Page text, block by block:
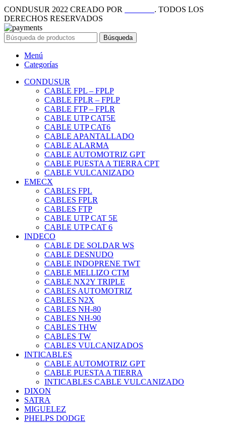
CONDUSUR 2022 CREADO POR
. TODOS LOS
DERECHOS RESERVADOS
Búsqueda
Menú
Categorías
CONDUSUR
CABLE FPL – FPLP
CABLE FPLR – FPLP
CABLE FTP – FPLR
CABLE UTP CAT5E
CABLE UTP CAT6
CABLE APANTALLADO
CABLE ALARMA
CABLE AUTOMOTRIZ GPT
CABLE PUESTA A TIERRA CPT
CABLE VULCANIZADO
EMECX
CABLES FPL
CABLES FPLR
CABLES FTP
CABLE UTP CAT 5E
CABLE UTP CAT 6
INDECO
CABLE DE SOLDAR WS
CABLE DESNUDO
CABLE INDOPRENE TWT
CABLE MELLIZO CTM
CABLE NX2Y TRIPLE
CABLES AUTOMOTRIZ
CABLES N2X
CABLES NH-80
CABLES NH-90
CABLES THW
CABLES TW
CABLES VULCANIZADOS
INTICABLES
CABLE AUTOMOTRIZ GPT
CABLE PUESTA A TIERRA
INTICABLES CABLE VULCANIZADO
DIXON
SATRA
MIGUELEZ
PHELPS DODGE